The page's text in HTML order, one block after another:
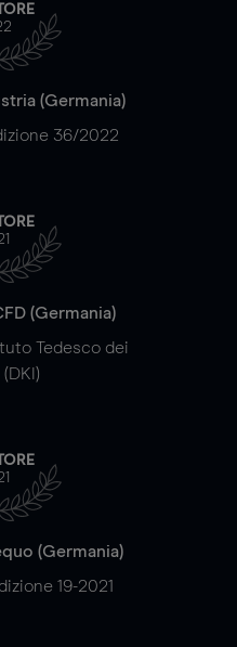
(Germania)
36/2022
(Germania)
Tedesco dei
(Germania)
19-2021